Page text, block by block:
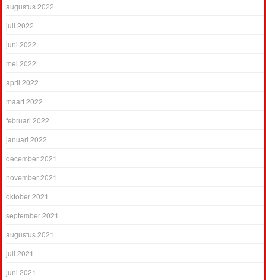
augustus 2022
juli 2022
juni 2022
mei 2022
april 2022
maart 2022
februari 2022
januari 2022
december 2021
november 2021
oktober 2021
september 2021
augustus 2021
juli 2021
juni 2021